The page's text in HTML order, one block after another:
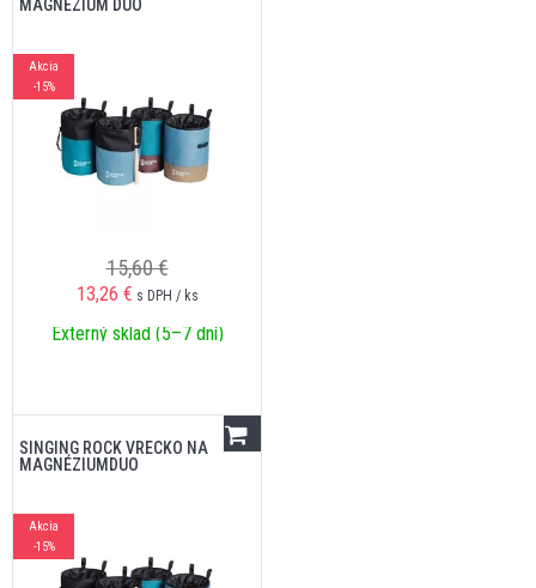
MAGNÉZIUM DUO
Akcia
-15%
15,60 €
13,26 € s DPH / ks
Externý sklad (5–7 dní)
SINGING ROCK VRECKO NA
MAGNÉZIUMDUO
Akcia
-15%